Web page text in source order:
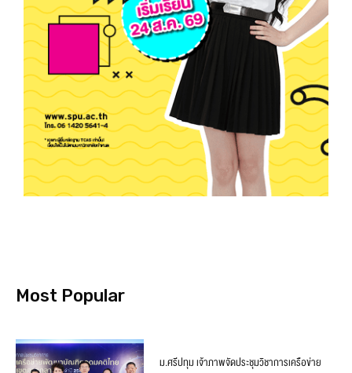
Most Popular
ม.ศรีปทุม เจ้าภาพจัดประชุมวิชาการเครือข่าย